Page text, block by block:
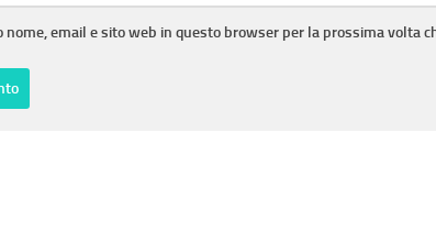
nome, email e sito web in questo browser per la prossima volta